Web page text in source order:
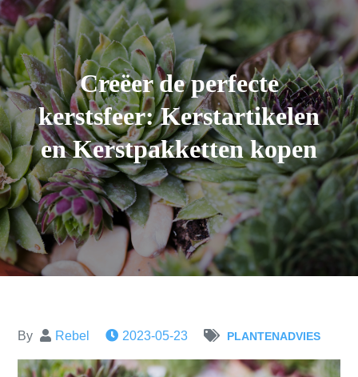
Creëer de perfecte
kerstsfeer: Kerstartikelen
en Kerstpakketten kopen
By Rebel 2023-05-23 PLANTENADVIES